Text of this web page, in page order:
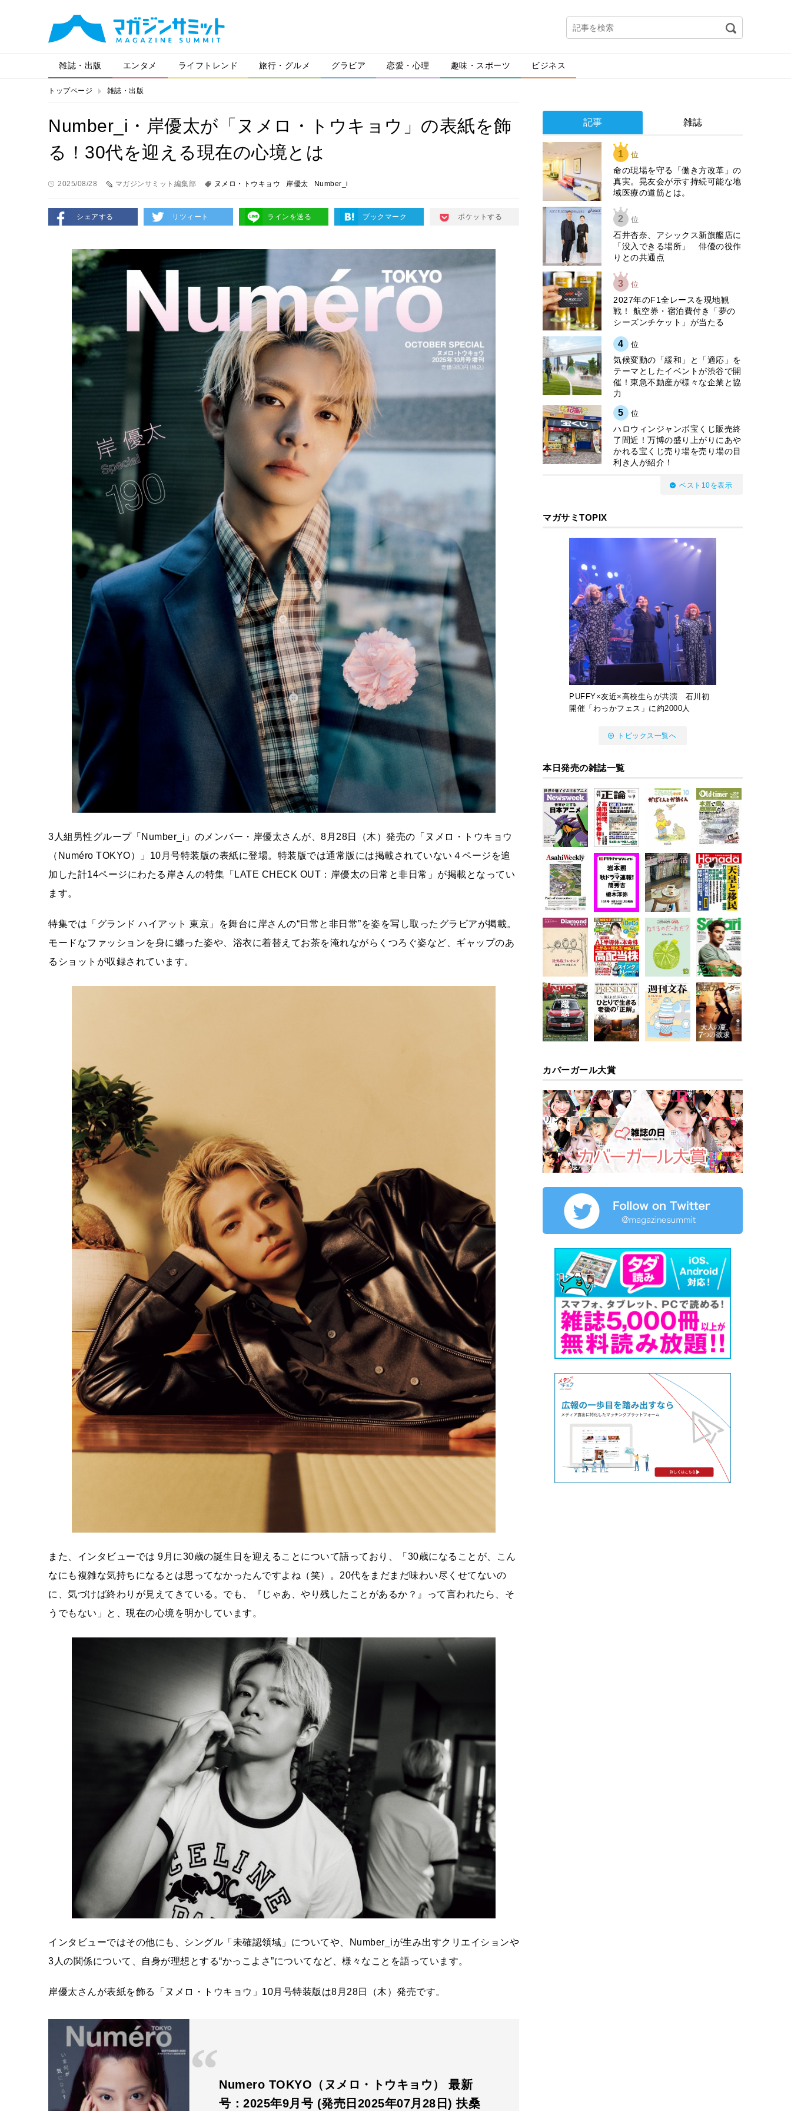
雑誌・出版 エンタメ ライフトレンド 旅行・グルメ グラビア 恋愛・心理 趣味・スポーツ ビジネス
トップページ 雑誌・出版
Number_i・岸優太が「ヌメロ・トウキョウ」の表紙を飾
る！30代を迎える現在の心境とは
2025/08/28 マガジンサミット編集部 ヌメロ・トウキョウ 岸優太 Number_i
シェアする リツィート ラインを送る ブックマーク ポケットする
3人組男性グループ「Number_i」のメンバー・岸優太さんが、8月28日（木）発売の「ヌメロ・トウキョウ
（Numéro TOKYO）」10月号特装版の表紙に登場。特装版では通常版には掲載されていない４ページを追
加した計14ページにわたる岸さんの特集「LATE CHECK OUT：岸優太の日常と非日常」が掲載となってい
ます。
特集では「グランド ハイアット 東京」を舞台に岸さんの“日常と非日常”を姿を写し取ったグラビアが掲載。
モードなファッションを身に纏った姿や、浴衣に着替えてお茶を淹れながらくつろぐ姿など、ギャップのあ
るショットが収録されています。
また、インタビューでは 9月に30歳の誕生日を迎えることについて語っており、「30歳になることが、こん
なにも複雑な気持ちになるとは思ってなかったんですよね（笑）。20代をまだまだ味わい尽くせてないの
に、気づけば終わりが見えてきている。でも、『じゃあ、やり残したことがあるか？』って言われたら、そ
うでもない」と、現在の心境を明かしています。
インタビューではその他にも、シングル「未確認領域」についてや、Number_iが生み出すクリエイションや
3人の関係について、自身が理想とする“かっこよさ”についてなど、様々なことを語っています。
岸優太さんが表紙を飾る「ヌメロ・トウキョウ」10月号特装版は8月28日（木）発売です。
Numero TOKYO（ヌメロ・トウキョウ） 最新
号：2025年9月号 (発売日2025年07月28日) 扶桑
記事 雑誌
1 位
​命の現場を守る「働き方改革」の
真実。晃友会が示す持続可能な地
域医療の道筋とは。
2 位
石井杏奈、アシックス新旗艦店に
「没入できる場所」 俳優の役作
りとの共通点
3 位
2027年のF1全レースを現地観
戦！ 航空券・宿泊費付き「夢の
シーズンチケット」が当たる
4 位
気候変動の「緩和」と「適応」を
テーマとしたイベントが渋谷で開
催！東急不動産が様々な企業と協
力
5 位
ハロウィンジャンボ宝くじ販売終
了間近！万博の盛り上がりにあや
かれる宝くじ売り場を売り場の目
利き人が紹介！
ベスト10を表示
マガサミTOPIX
PUFFY×友近×高校生らが共演 石川初
開催「わっかフェス」に約2000人
トピックス一覧へ
本日発売の雑誌一覧
カバーガール大賞